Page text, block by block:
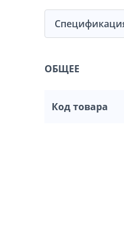
ОБЩЕЕ
Код товара